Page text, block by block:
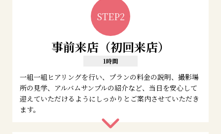
STEP2
事前来店（初回来店）
1時間
一組一組ヒアリングを行い、プランの料金の説明、撮影場
所の見学、アルバムサンプルの紹介など、当日を安心して
迎えていただけるようにしっかりとご案内させていただき
ます。